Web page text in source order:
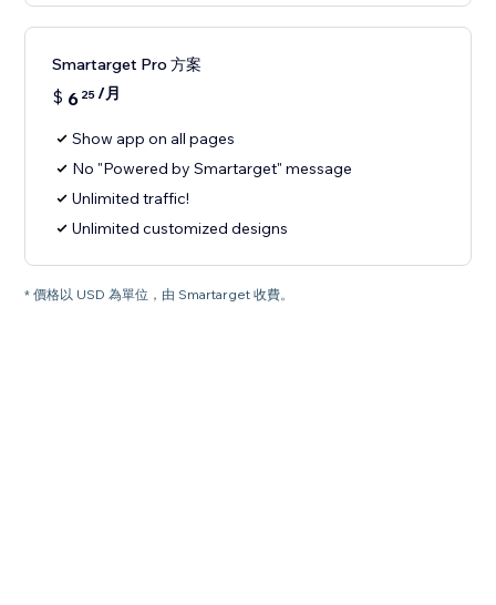
Smartarget Pro 方案
$ 6 25/月
Show app on all pages
No "Powered by Smartarget" message
Unlimited traffic!
Unlimited customized designs
* 價格以 USD 為單位，由 Smartarget 收費。